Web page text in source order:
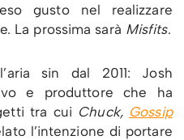
gusto nel realizzare
La prossima sarà Misfits.
sin dal 2011: Josh
e produttore che ha
tra cui Chuck, Gossip
l’intenzione di portare